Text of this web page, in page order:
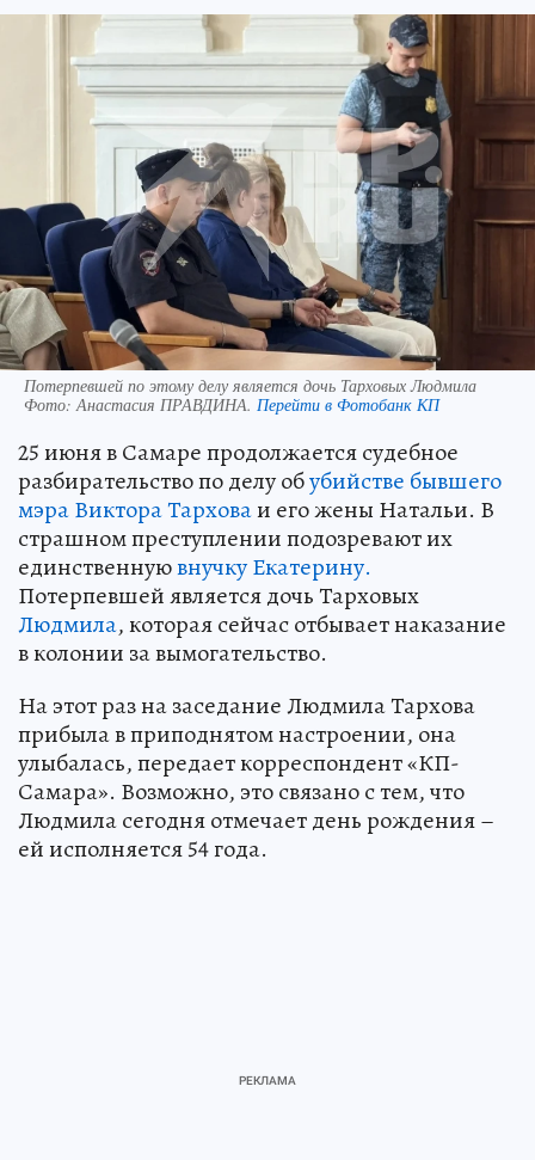
Потерпевшей по этому делу является дочь Тарховых Людмила
Фото:Анастасия ПРАВДИНА. Перейти в Фотобанк КП
25 июня в Самаре продолжается судебное
разбирательство по делу обубийстве бывшего
мэра Виктора Тарховаи его жены Натальи. В
страшном преступлении подозревают их
единственнуювнучку Екатерину.
Потерпевшей является дочь Тарховых
Людмила, которая сейчас отбывает наказание
в колонии за вымогательство.
На этот раз на заседание Людмила Тархова
прибыла в приподнятом настроении, она
улыбалась, передает корреспондент «КП-
Самара». Возможно, это связано с тем, что
Людмила сегодня отмечает день рождения –
ей исполняется 54 года.